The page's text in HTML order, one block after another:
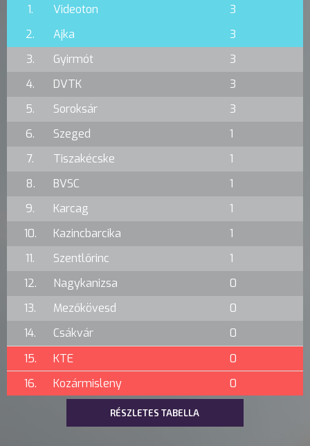
1. Videoton
3
2.
Ajka
3
3.
Gyirmót
3
4.
DVTK
3
5.
Soroksár
3
6.
Szeged
1
7.
Tiszakécske
1
8.
BVSC
1
9.
Karcag
1
10.
Kazincbarcika
1
11.
Szentlőrinc
1
12.
Nagykanizsa
0
13.
Mezőkövesd
0
14.
Csákvár
0
15.
KTE
0
16.
Kozármisleny 0
RÉSZLETES TABELLA